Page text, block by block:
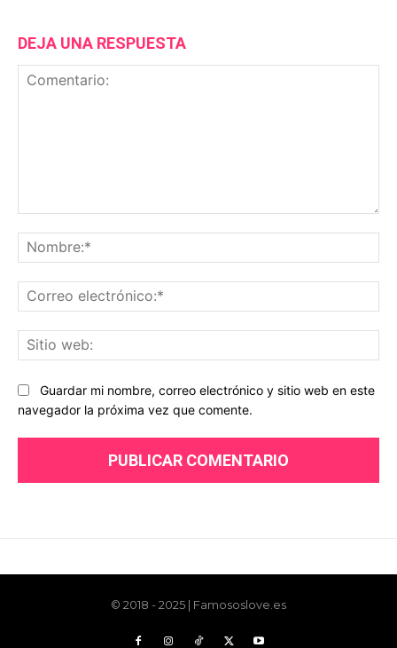
© 2018 - 2025 | Famososlove.es